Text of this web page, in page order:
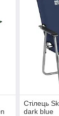
Стілець
dark blue